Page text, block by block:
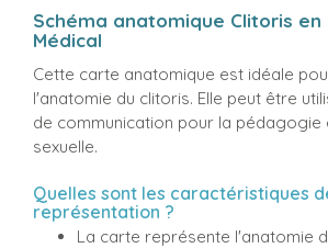
Schéma anatomique Clitoris en
Médical
Cette carte anatomique est idéale
l'anatomie du clitoris. Elle peut être
de communication pour la pédagogie
sexuelle.
Quelles sont les caractéristiques
représentation ?
La carte représente l'anatomie